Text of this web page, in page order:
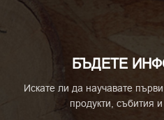
БЪДЕТЕ
Искате ли да научавате
продукти, събития